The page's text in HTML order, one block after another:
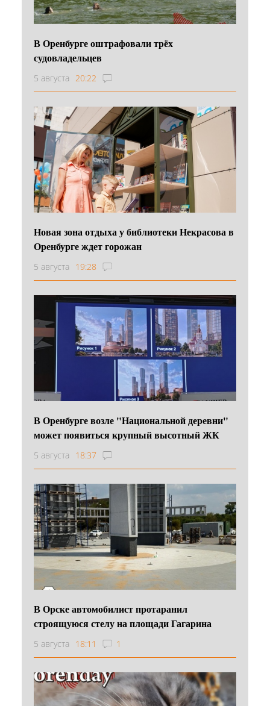
В Оренбурге оштрафовали трёх
судовладельцев
5 августа 20:22
Новая зона отдыха у библиотеки Некрасова в
Оренбурге ждет горожан
5 августа 19:28
В Оренбурге возле "Национальной деревни"
может появиться крупный высотный ЖК
5 августа 18:37
В Орске автомобилист протаранил
строящуюся стелу на площади Гагарина
5 августа 18:11 1